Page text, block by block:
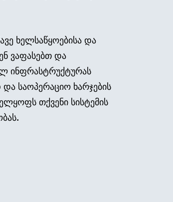
ხელსაწყოებისა და
ვაფასებთ და
ინფრასტრუქტურას
საოპერაციო ხარჯების
თქვენი სისტემის